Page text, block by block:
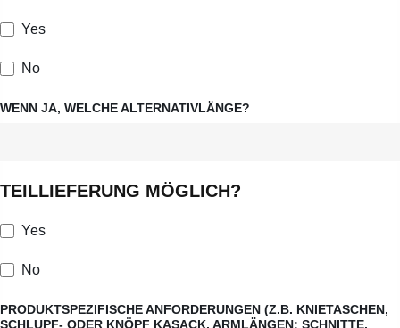
Yes
No
WENN JA, WELCHE ALTERNATIVLÄNGE?
TEILLIEFERUNG MÖGLICH?
Yes
No
PRODUKTSPEZIFISCHE ANFORDERUNGEN (Z.B. KNIETASCHEN,
SCHLUPF- ODER KNÖPF KASACK, ARMLÄNGEN; SCHNITTE,